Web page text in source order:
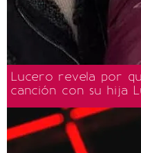
Lucero revela por
canción con su hija